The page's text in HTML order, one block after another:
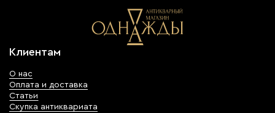
Клиентам
О нас
Оплата и доставка
Статьи
Скупка антиквариата